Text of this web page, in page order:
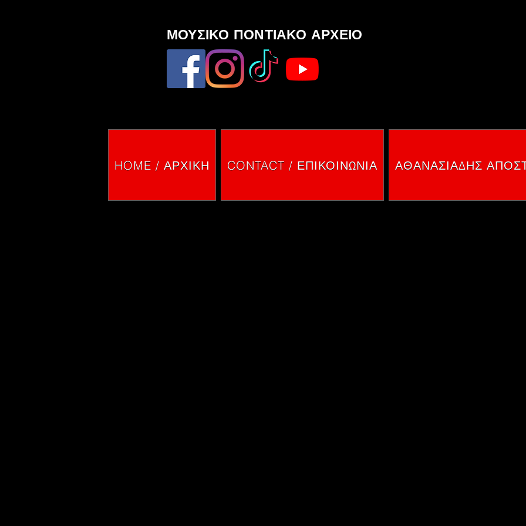
ΜΟΥΣΙΚΟ ΠΟΝΤΙΑΚΟ ΑΡΧΕΙΟ
HOME / ΑΡΧΙΚΗ CONTACT / ΕΠΙΚΟΙΝΩΝΙΑ ΑΘΑΝΑΣΙΑΔΗΣ